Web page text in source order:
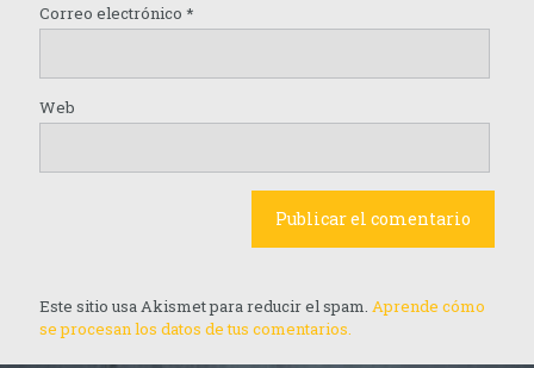
Correo electrónico *
Web
Este sitio usa Akismet para reducir el spam. Aprende cómo
se procesan los datos de tus comentarios.